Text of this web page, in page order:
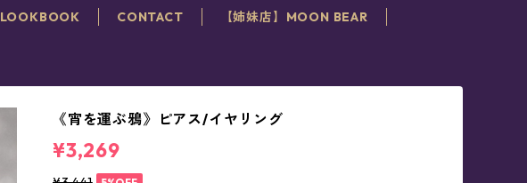
LOOKBOOK CONTACT
【姉妹店】MOON BEAR
《宵を運ぶ鴉》ピアス/イヤリング
¥3,269